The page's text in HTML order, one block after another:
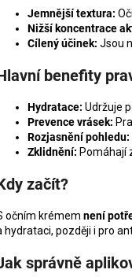
Jemnější textura:
Nižší koncentrace
Cílený účinek: Jsou
benefity
Hydratace: Udržuje
Prevence vrásek:
Rozjasnění pohledu:
Zklidnění: Pomáhají
začít?
očním krémem není
hydrataci, později i pro
správně